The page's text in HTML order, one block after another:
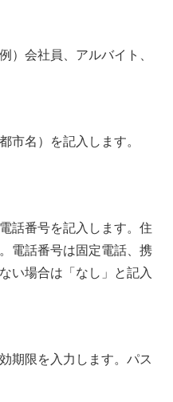
）会社員、アルバイト、
市名）を記入します。
話番号を記入します。住
電話番号は固定電話、携
い場合は「なし」と記入
期限を入力します。パス